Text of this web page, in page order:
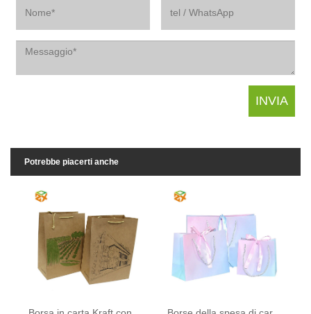
Potrebbe piacerti anche